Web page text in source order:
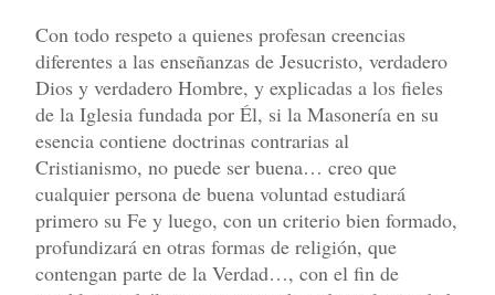
Con todo respeto a quienes profesan creencias
diferentes a las enseñanzas de Jesucristo, verdadero
Dios y verdadero Hombre, y explicadas a los fieles
de la Iglesia fundada por Él, si la Masonería en su
esencia contiene doctrinas contrarias al
Cristianismo, no puede ser buena… creo que
cualquier persona de buena voluntad estudiará
primero su Fe y luego, con un criterio bien formado,
profundizará en otras formas de religión, que
contengan parte de la Verdad…, con el fin de